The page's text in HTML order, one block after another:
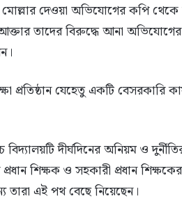
মোল্লার দেওয়া অভিযোগের কপি
তাদের বিরুদ্ধে আনা অভিযোগের
প্রতিষ্ঠান যেহেতু একটি বেসরকারি
দীর্ঘদিনের অনিয়ম ও
শিক্ষক ও সহকারী প্রধান
তারা এই পথ বেছে নিয়েছেন।